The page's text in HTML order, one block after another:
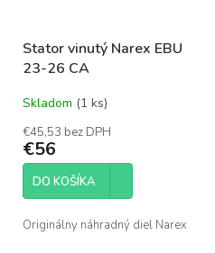
Stator vinutý Narex EBU
23-26 CA
Skladom (1 ks)
€45,53 bez DPH
€56
DO KOŠÍKA
Originálny náhradný diel Narex